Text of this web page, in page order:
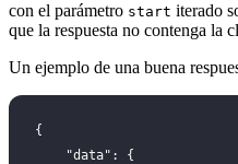
con el parámetro start iterado
que la respuesta no contenga la
Un ejemplo de una buena
{
    "data": {